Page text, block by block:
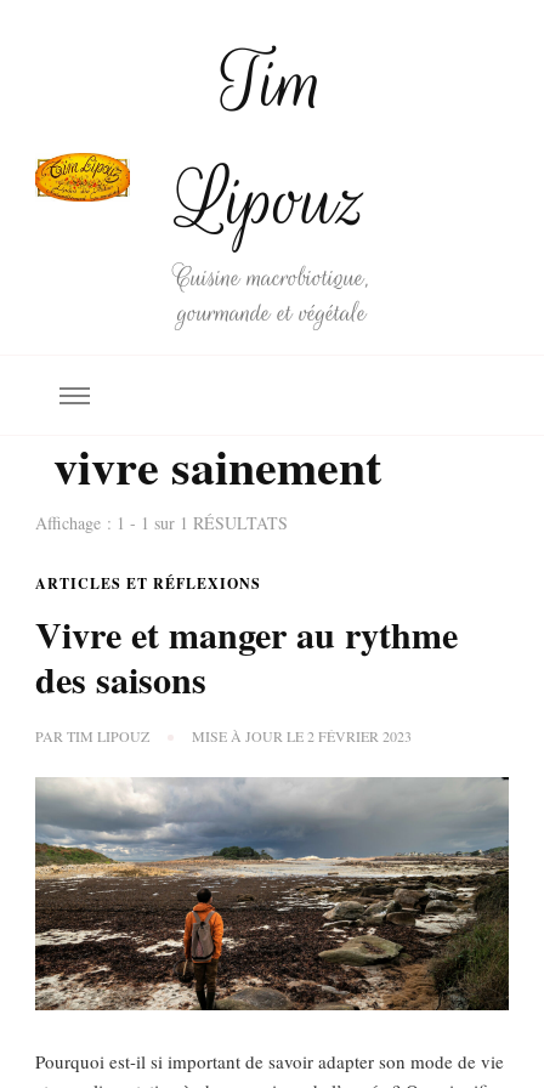
Tim
Lipouz
Cuisine macrobiotique,
gourmande et végétale
vivre sainement
Affichage : 1 - 1 sur 1 RÉSULTATS
ARTICLES ET RÉFLEXIONS
Vivre et manger au rythme
des saisons
PAR TIM LIPOUZ MISE À JOUR LE2 FÉVRIER 2023
Pourquoi est-il si important de savoir adapter son mode de vie